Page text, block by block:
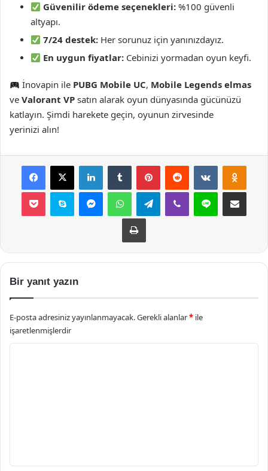
Güvenilir ödeme seçenekleri: %100 güvenli
altyapı.
7/24 destek: Her sorunuz için yanınızdayız.
En uygun fiyatlar: Cebinizi yormadan oyun keyfi.
İnovapin ile PUBG Mobile UC, Mobile Legends elmas
ve Valorant VP satın alarak oyun dünyasında gücünüzü
katlayın. Şimdi harekete geçin, oyunun zirvesinde
yerinizi alın!
Facebook
X LinkedInTumblr PinterestReddit VKontakte
Pocket Skype MessengerWhatsAppTelegramViber Line E-Posta ile
Yazdır
Bir yanıt yazın
E-posta adresiniz yayınlanmayacak.Gerekli alanlar* ile
işaretlenmişlerdir